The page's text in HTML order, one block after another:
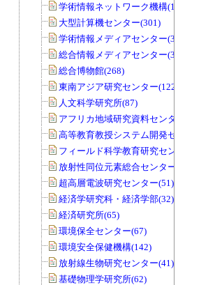
学術情報ネットワーク機構(11)
大型計算機センター(301)
学術情報メディアセンター(39)
総合情報メディアセンター(33)
総合博物館(268)
東南アジア研究センター(122)
人文科学研究所(87)
アフリカ地域研究資料センター(79)
高等教育教授システム開発センター(32)
フィールド科学教育研究センター(169)
放射性同位元素総合センター(83)
超高層電波研究センター(51)
経済学研究科・経済学部(32)
経済研究所(65)
環境保全センター(67)
環境安全保健機構(142)
放射線生物研究センター(41)
基礎物理学研究所(62)